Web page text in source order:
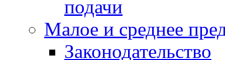
подачи
Малое и среднее
Законодательство